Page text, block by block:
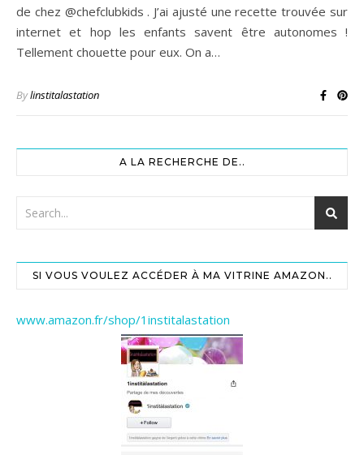
de chez @chefclubkids . J’ai ajusté une recette trouvée sur
internet et hop les enfants savent être autonomes !
Tellement chouette pour eux. On a…
Bylinstitalastation
A LA RECHERCHE DE..
SI VOUS VOULEZ ACCÉDER À MA VITRINE AMAZON..
www.amazon.fr/shop/1institalastation